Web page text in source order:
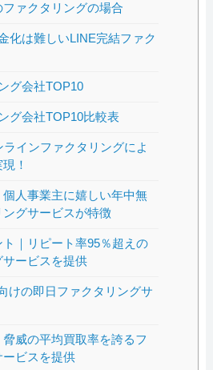
ァクタリングの場合
化は難しいLINE完結ファク
グ会社TOP10
グ会社TOP10比較表
インファクタリングによ
！
人事業主に嬉しい年中無
グサービスが特徴
｜リピート率95％超えの
ービスを提供
けの即日ファクタリングサ
威の平均買取率を誇るフ
ービスを提供